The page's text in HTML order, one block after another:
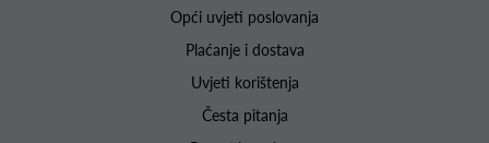
Opći uvjeti poslovanja
Plaćanje i dostava
Uvjeti korištenja
Česta pitanja